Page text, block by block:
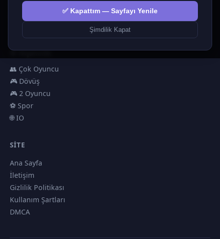
✅ Kapattım — Sayfayı Yenile
Şimdilik Kapat
🕹️ Arcade
🎮 Hypercasual
🎮 Erkekler
🎯 Nişancılık
👥 Çok Oyuncu
🎮 Dövüş
🎮 2 Oyuncu
⚽ Spor
🌐 IO
SITE
Ana Sayfa
İletişim
Gizlilik Politikası
Kullanım Şartları
DMCA